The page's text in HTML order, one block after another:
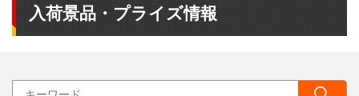
入荷景品・プライズ情報